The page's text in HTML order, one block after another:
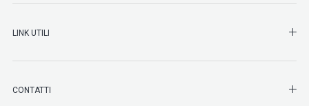
LINK UTILI
CONTATTI